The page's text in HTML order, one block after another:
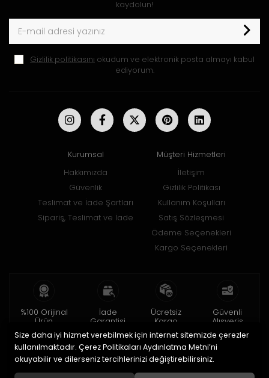
kaydolun!
Gizlilik politikasını okudum ve elektronik posta almayı kabul
ediyorum.
Kurumsal
Hakkımızda
Güvenlik
Teslimat ve İade Şartları
Sipariş, Teslimat ve İade
Müşteri Hizmetleri
İletişim
Gizlilik Politikası
Kullanım Koşulları
Satış Sözleşmesi
Ödeme Seçenekleri
Kargo Seçenekleri
%100 Orijinal
Ürün
2 yıl garanti
İade
Garantisi
15 gün içinde
iade
Ücretsiz
Kargo
150 TL ve üzeri
Güvenli
Alışveriş
256bit SSL ile
Size daha iyi hizmet verebilmek için internet sitemizde çerezler
kullanılmaktadır. Çerez Politikaları Aydınlatma Metni’ni
okuyabilir ve dilerseniz tercihlerinizi değiştirebilirsiniz.